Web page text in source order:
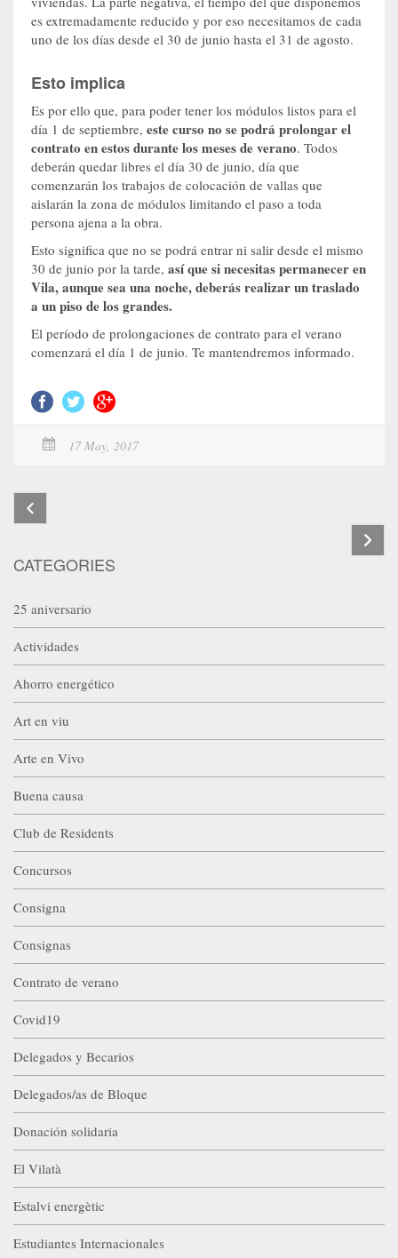
es extremadamente reducido y por eso necesitamos de cada
uno de los días desde el 30 de junio hasta el 31 de agosto.
Esto implica
Es por ello que, para poder tener los módulos listos para el
día 1 de septiembre, este curso no se podrá prolongar el
contrato en estos durante los meses de verano. Todos
deberán quedar libres el día 30 de junio, día que
comenzarán los trabajos de colocación de vallas que
aislarán la zona de módulos limitando el paso a toda
persona ajena a la obra.
Esto significa que no se podrá entrar ni salir desde el mismo
30 de junio por la tarde, así que si necesitas permanecer en
Vila, aunque sea una noche, deberás realizar un traslado
a un piso de los grandes.
El período de prolongaciones de contrato para el verano
comenzará el día 1 de junio. Te mantendremos informado.
17 May, 2017
CATEGORIES
25 aniversario
Actividades
Ahorro energético
Art en viu
Arte en Vivo
Buena causa
Club de Residents
Concursos
Consigna
Consignas
Contrato de verano
Covid19
Delegados y Becarios
Delegados/as de Bloque
Donación solidaria
El Vilatà
Estalvi energètic
Estudiantes Internacionales